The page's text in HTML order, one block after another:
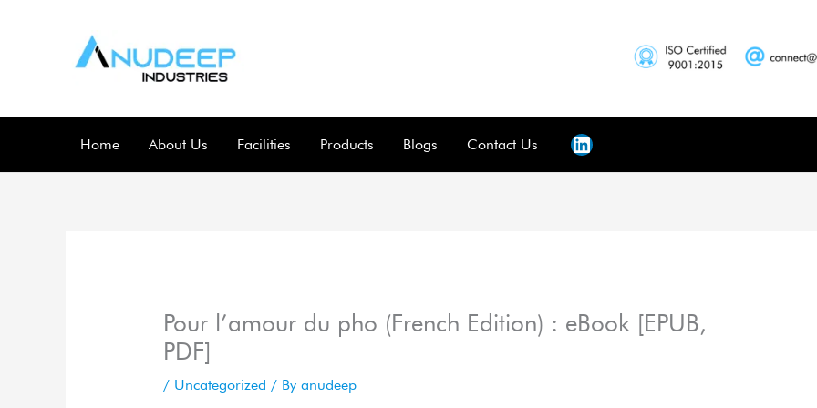
Home About Us Facilities Products Blogs Contact Us
Pour l’amour du pho (French Edition) : eBook [EPUB,
PDF]
/ Uncategorized / By anudeep